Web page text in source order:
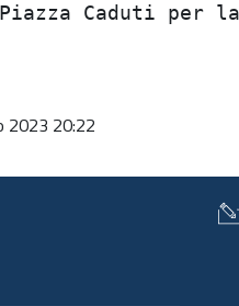
Caduti per
2023 20:22